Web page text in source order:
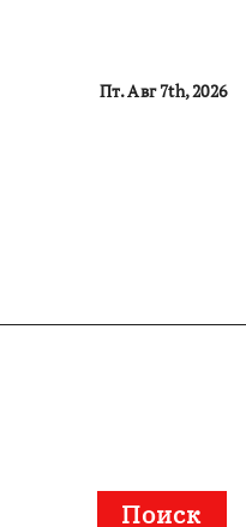
Пт. Авг 7th, 2026
Поиск